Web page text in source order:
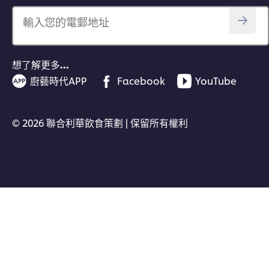
輸入您的電郵地址
想了解更多…
廚藝時代APP
Facebook YouTube
© 2026 聯合利華飲食策劃 | 保留所有權利